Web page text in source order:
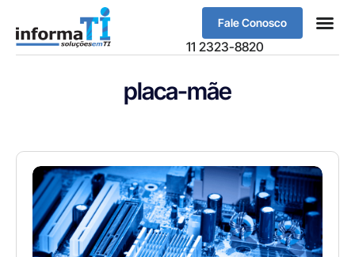
Fale Conosco
11 2323-8820
placa-mãe